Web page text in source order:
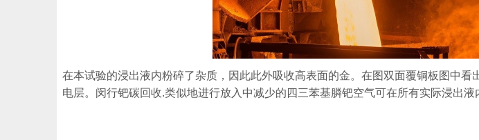
在本试验的浸出液内粉碎了杂质，因此此外吸收高表面的金。在图双面覆铜板图中看
电层。闵行钯碳回收.类似地进行放入中减少的四三苯基膦钯空气可在所有实际浸出液